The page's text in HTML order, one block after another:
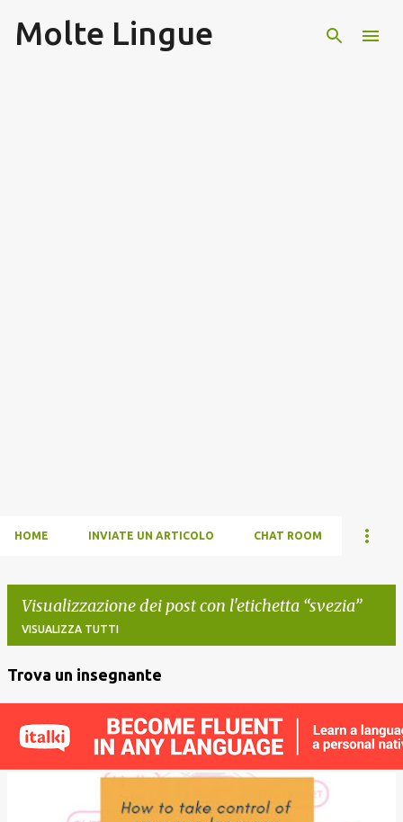
Molte Lingue
HOME INVIATE UN ARTICOLO CHAT ROOM
Visualizzazione dei post con l'etichetta svezia
VISUALIZZA TUTTI
t
Trova un insegnante